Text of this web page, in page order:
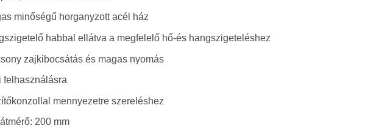
minőségű horganyzott acél ház
habbal ellátva a megfelelő hő-és hangszigeteléshez
zajkibocsátás és magas nyomás
felhasználásra
mennyezetre szereléshez
200 mm